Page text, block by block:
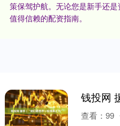
策保驾护航。无论您是新手还
值得信赖的配资指南。
查看：99